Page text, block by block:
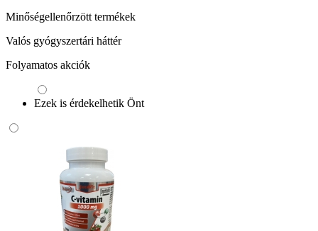
Minőségellenőrzött termékek
Valós gyógyszertári háttér
Folyamatos akciók
Ezek is érdekelhetik Önt